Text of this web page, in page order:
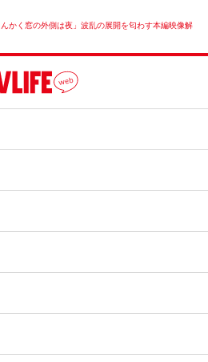
かく窓の外側は夜」波乱の展開を匂わす本編映像解